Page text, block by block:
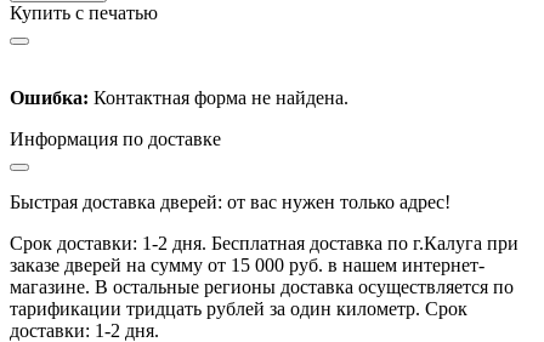
Купить с печатью
Ошибка: Контактная форма не найдена.
Информация по доставке
Быстрая доставка дверей: от вас нужен только адрес!
Срок доставки: 1-2 дня. Бесплатная доставка по г.Калуга при
заказе дверей на сумму от 15 000 руб. в нашем интернет-
магазине. В остальные регионы доставка осуществляется по
тарификации тридцать рублей за один километр. Срок
доставки: 1-2 дня.